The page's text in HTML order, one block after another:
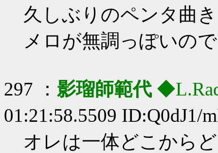
久しぶりのペンタ曲
メロが無調っぽいの
297 ： 影瑠師範代
01:21:58.5509 ID:Q0dJ1/
オレは一体どこから